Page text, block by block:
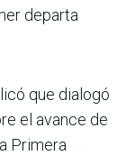
departa
que dialogó
el avance de
Primera